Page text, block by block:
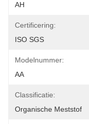
AH
Certificering:
ISO SGS
Modelnummer:
AA
Classificatie:
Organische Meststof